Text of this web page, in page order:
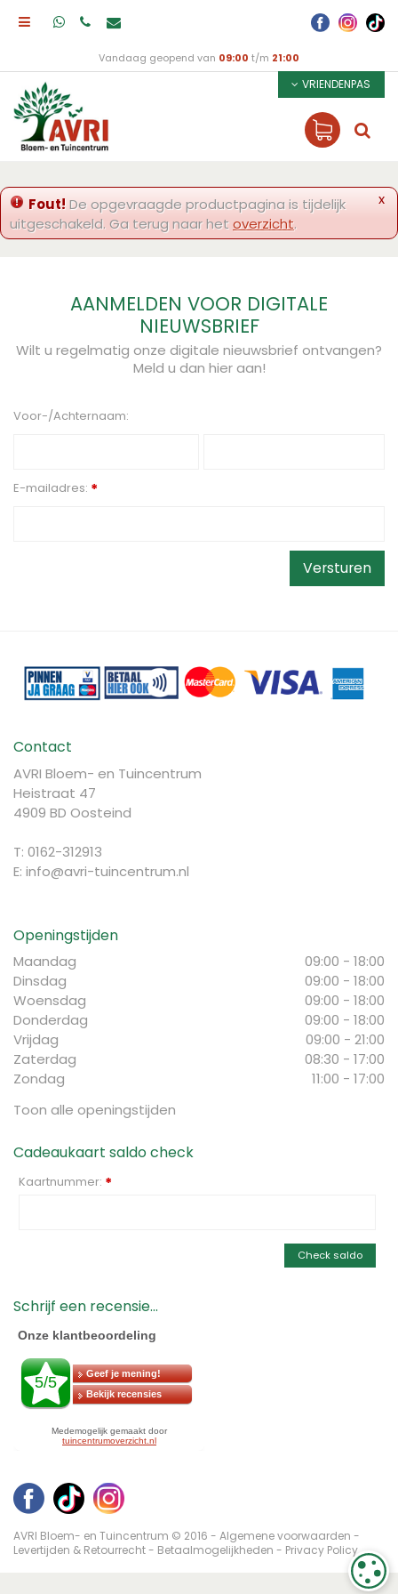
Vandaag geopend van 09:00 t/m 21:00
VRIENDENPAS
x
Fout!De opgevraagde productpagina is tijdelijk
uitgeschakeld. Ga terug naar hetoverzicht.
AANMELDEN VOOR DIGITALE
NIEUWSBRIEF
Wilt u regelmatig onze digitale nieuwsbrief ontvangen?
Meld u dan hier aan!
Voor-/Achternaam:
E-mailadres: *
Contact
AVRI Bloem- en Tuincentrum
Heistraat 47
4909 BD Oosteind
T: 0162-312913
E: info@avri-tuincentrum.nl
Openingstijden
Maandag
09:00 - 18:00
Dinsdag
09:00 - 18:00
Woensdag
09:00 - 18:00
Donderdag
09:00 - 18:00
Vrijdag
09:00 - 21:00
Zaterdag
08:30 - 17:00
Zondag
11:00 - 17:00
Toon alle openingstijden
Cadeaukaart saldo check
Kaartnummer: *
Check saldo
Schrijf een recensie...
AVRI Bloem- en Tuincentrum © 2016 - Algemene voorwaarden -
Levertijden & Retourrecht- Betaalmogelijkheden - Privacy Policy